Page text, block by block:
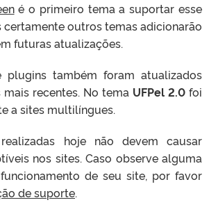
é o primeiro tema a suportar esse
certamente outros temas adicionarão
futuras atualizações.
plugins também foram atualizados
recentes. No tema UFPel 2.0 foi
a sites multilíngues.
hoje não devem causar
nos sites. Caso observe alguma
de seu site, por favor
de suporte.